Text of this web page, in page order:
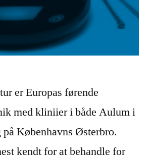
er Europas førende
med kliniier i både Aulum i
Københavns Østerbro.
kendt for at behandle for